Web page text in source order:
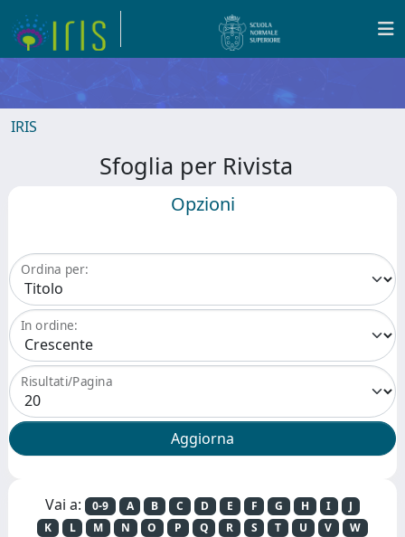
IRIS
Sfoglia per Rivista
Opzioni
Ordina per:
In ordine:
Risultati/Pagina
Vai a: 0-9 A B C D E F G H I
J
K
L M N O P Q R S T U V
W